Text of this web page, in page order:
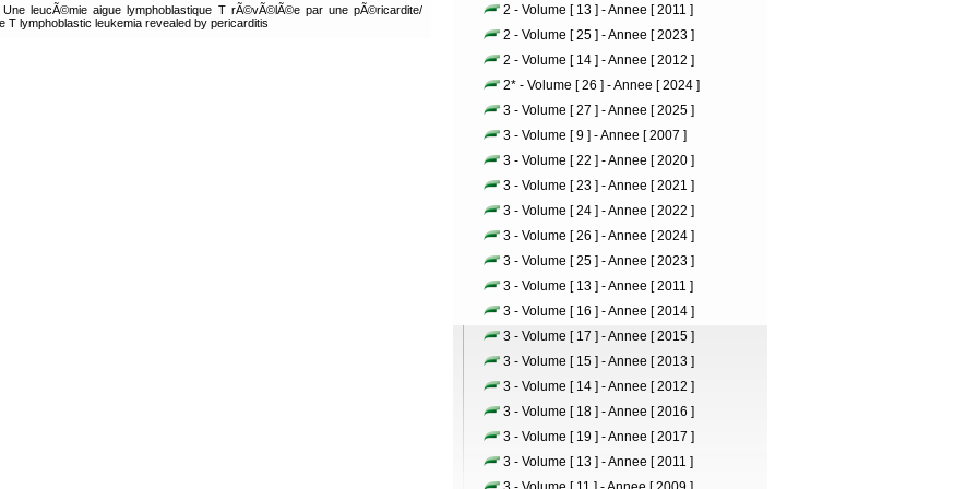
leucÃ©mie aigue lymphoblastique T rÃ©vÃ©lÃ©e par une pÃ©ricardite/
T lymphoblastic leukemia revealed by pericarditis
2 - Volume [ 13 ] - Annee [ 2011 ]
2 - Volume [ 25 ] - Annee [ 2023 ]
2 - Volume [ 14 ] - Annee [ 2012 ]
2* - Volume [ 26 ] - Annee [ 2024 ]
3 - Volume [ 27 ] - Annee [ 2025 ]
3 - Volume [ 9 ] - Annee [ 2007 ]
3 - Volume [ 22 ] - Annee [ 2020 ]
3 - Volume [ 23 ] - Annee [ 2021 ]
3 - Volume [ 24 ] - Annee [ 2022 ]
3 - Volume [ 26 ] - Annee [ 2024 ]
3 - Volume [ 25 ] - Annee [ 2023 ]
3 - Volume [ 13 ] - Annee [ 2011 ]
3 - Volume [ 16 ] - Annee [ 2014 ]
3 - Volume [ 17 ] - Annee [ 2015 ]
3 - Volume [ 15 ] - Annee [ 2013 ]
3 - Volume [ 14 ] - Annee [ 2012 ]
3 - Volume [ 18 ] - Annee [ 2016 ]
3 - Volume [ 19 ] - Annee [ 2017 ]
3 - Volume [ 13 ] - Annee [ 2011 ]